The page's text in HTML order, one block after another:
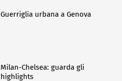
Guerriglia urbana a Genova
Milan-Chelsea: guarda gli
highlights